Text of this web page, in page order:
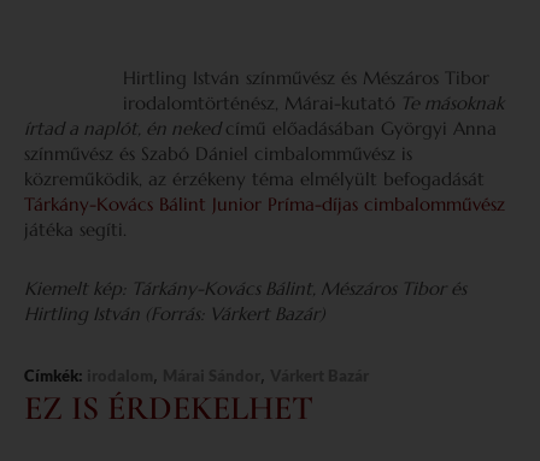
Hirtling István színművész és Mészáros Tibor
irodalomtörténész, Márai-kutató Te másoknak
írtad a naplót, én neked című előadásában Györgyi Anna
színművész és Szabó Dániel cimbalomművész is
közreműködik, az érzékeny téma elmélyült befogadását
Tárkány-Kovács Bálint Junior Príma-díjas cimbalomművész
játéka segíti.
Kiemelt kép: Tárkány-Kovács Bálint, Mészáros Tibor és
Hirtling István (Forrás: Várkert Bazár)
Címkék: , ,
EZ IS ÉRDEKELHET